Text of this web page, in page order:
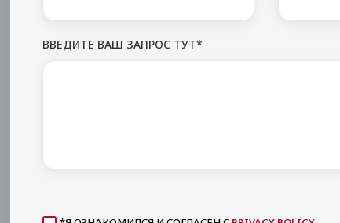
ВВЕДИТЕ ВАШ ЗАПРОС ТУТ*